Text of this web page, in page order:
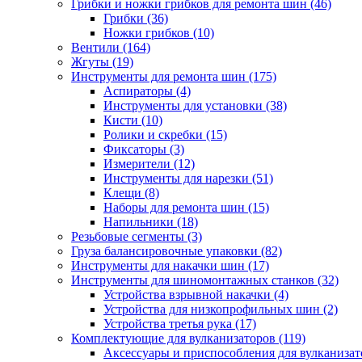
Грибки и ножки грибков для ремонта шин (46)
Грибки (36)
Ножки грибков (10)
Вентили (164)
Жгуты (19)
Инструменты для ремонта шин (175)
Аспираторы (4)
Инструменты для установки (38)
Кисти (10)
Ролики и скребки (15)
Фиксаторы (3)
Измерители (12)
Инструменты для нарезки (51)
Клещи (8)
Наборы для ремонта шин (15)
Напильники (18)
Резьбовые сегменты (3)
Груза балансировочные упаковки (82)
Инструменты для накачки шин (17)
Инструменты для шиномонтажных станков (32)
Устройства взрывной накачки (4)
Устройства для низкопрофильных шин (2)
Устройства третья рука (17)
Комплектующие для вулканизаторов (119)
Аксессуары и приспособления для